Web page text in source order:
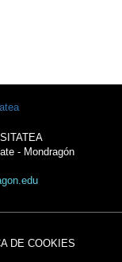
- Mondragón
DE COOKIES